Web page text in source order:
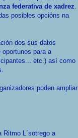
federativa de xadrez.
posibles opcións na
dos sus datos
para a
etc.) así como
poden ampliar
Ritmo L´sotrego a